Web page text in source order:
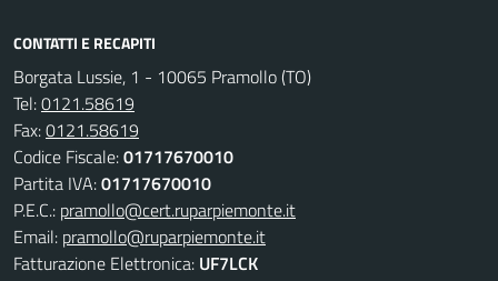
CONTATTI E RECAPITI
Borgata Lussie, 1 - 10065 Pramollo (TO)
Tel:0121.58619
Fax:0121.58619
Codice Fiscale:01717670010
Partita IVA:01717670010
P.E.C.: pramollo@cert.ruparpiemonte.it
Email: pramollo@ruparpiemonte.it
Fatturazione Elettronica: UF7LCK